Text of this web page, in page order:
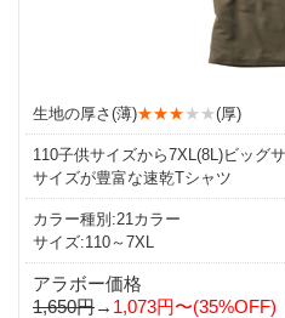
生地の厚さ(薄)★★★★★(厚)
110子供サイズから7XL(8L)ビッグ
サイズが豊富な速乾Tシャツ
カラー種別:21カラー
サイズ:110～7XL
アラボー価格
1,650円→ 1,073円〜(35%OFF)